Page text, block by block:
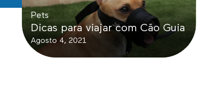
Pets
Dicas para viajar com Cão Guia
Agosto 4, 2021